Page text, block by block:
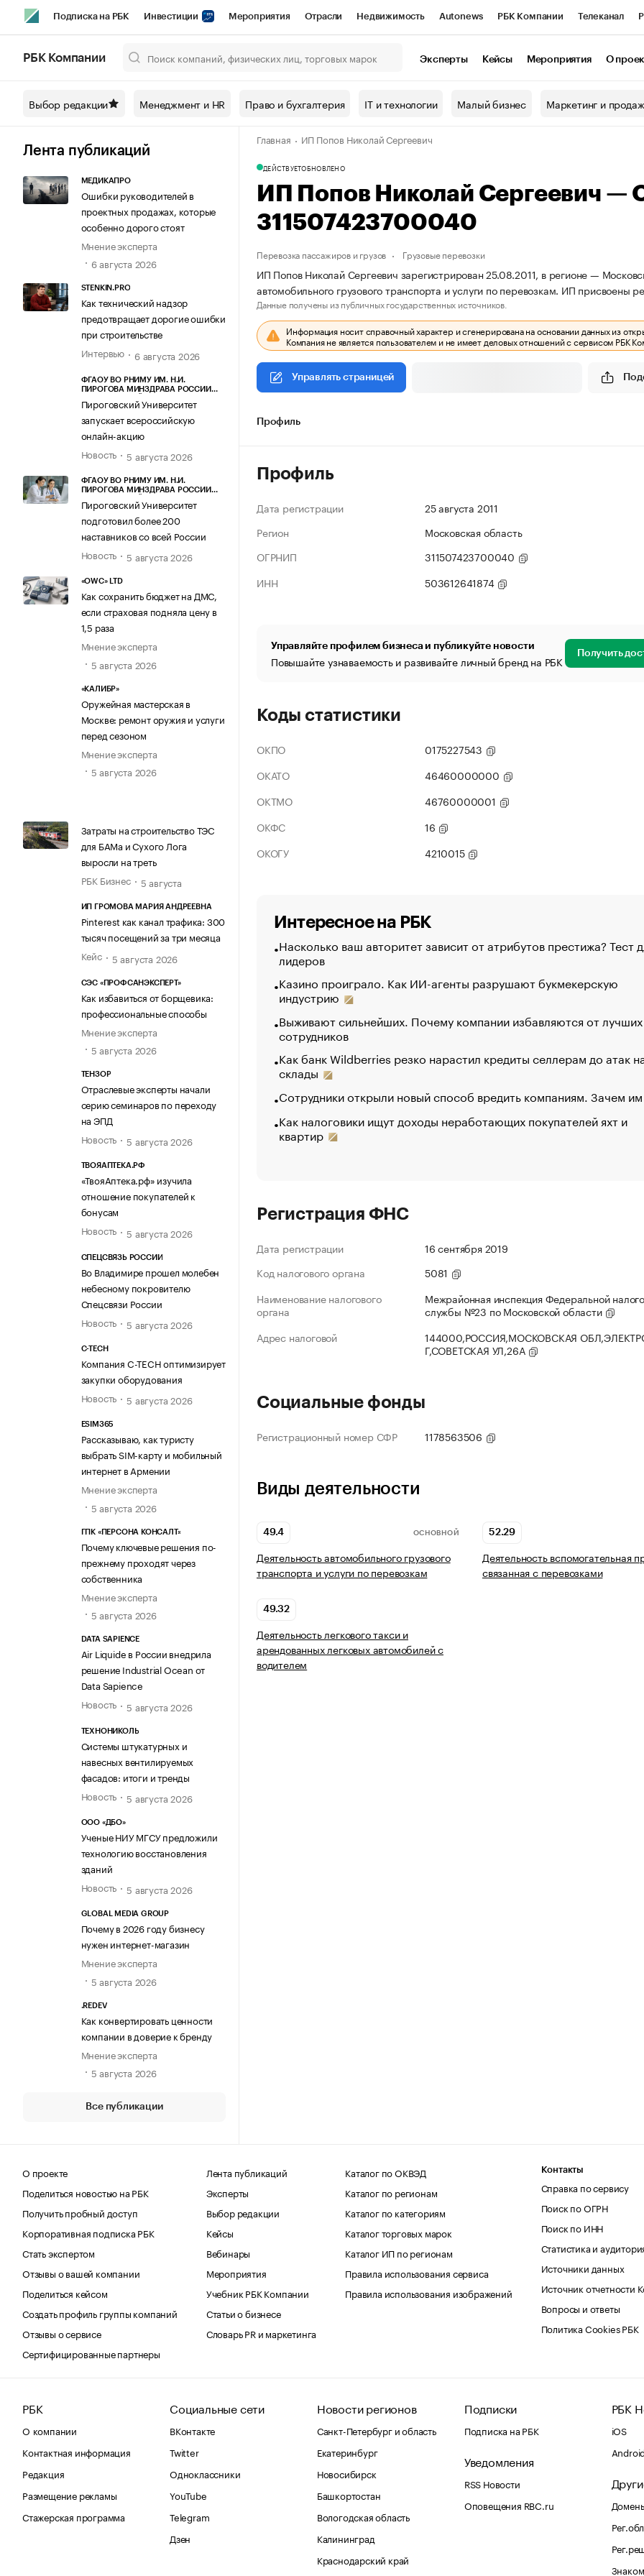
Подписка на РБК Инвестиции Мероприятия Отрасли Недвижимость Autonews РБК Компании Телеканал
Спецпроекты СПб Конференции СПб Спецпроекты Проверка контрагентов
Технологии и медиа Рынок наличной валюты
РБК Компании Эксперты Кейсы Мероприятия О
Выбор редакции Менеджмент и HR Право и бухгалтерия IT и технологии Малый бизнес Маркетинг и
Лента публикаций
МЕДИКАПРО
Ошибки руководителей в
проектных продажах, которые
особенно дорого стоят
Мнение эксперта
6 августа 2026
STENKIN.PRO
Как технический надзор
предотвращает дорогие ошибки
при строительстве
Интервью
6 августа 2026
ФГАОУ ВО РНИМУ ИМ. Н.И.
ПИРОГОВА МИНЗДРАВА РОССИИ
Пироговский Университет
запускает всероссийскую
онлайн-акцию
Новость
5 августа 2026
ФГАОУ ВО РНИМУ ИМ. Н.И.
ПИРОГОВА МИНЗДРАВА РОССИИ
Пироговский Университет
подготовил более 200
наставников со всей России
Новость
5 августа 2026
«OWC» LTD
Как сохранить бюджет на ДМС,
если страховая подняла цену в
1,5 раза
Мнение эксперта
5 августа 2026
«КАЛИБР»
Оружейная мастерская в
Москве: ремонт оружия и услуги
перед сезоном
Мнение эксперта
5 августа 2026
Затраты на строительство ТЭС
для БАМа и Сухого Лога
выросли на треть
РБК Бизнес
5 августа
ИП ГРОМОВА МАРИЯ АНДРЕЕВНА
Pinterest как канал трафика: 300
тысяч посещений за три месяца
Кейс
5 августа 2026
СЭС «ПРОФСАНЭКСПЕРТ»
Как избавиться от борщевика:
профессиональные способы
Мнение эксперта
5 августа 2026
ТЕНЗОР
Отраслевые эксперты начали
серию семинаров по переходу
на ЭПД
Новость
5 августа 2026
ТВОЯАПТЕКА.РФ
«ТвояАптека.рф» изучила
отношение покупателей к
бонусам
Новость
5 августа 2026
СПЕЦСВЯЗЬ РОССИИ
Во Владимире прошел молебен
небесному покровителю
Спецсвязи России
Новость
5 августа 2026
C-TECH
Компания C-TECH оптимизирует
закупки оборудования
Новость
5 августа 2026
ESIM365
Рассказываю, как туристу
выбрать SIM-карту и мобильный
интернет в Армении
Мнение эксперта
5 августа 2026
ГПК «ПЕРСОНА КОНСАЛТ»
Почему ключевые решения по-
прежнему проходят через
собственника
Мнение эксперта
5 августа 2026
DATA SAPIENCE
Air Liquide в России внедрила
решение Industrial Ocean от
Data Sapience
Новость
5 августа 2026
ТЕХНОНИКОЛЬ
Системы штукатурных и
навесных вентилируемых
фасадов: итоги и тренды
Новость
5 августа 2026
ООО «ДБО»
Ученые НИУ МГСУ предложили
технологию восстановления
зданий
Новость
5 августа 2026
GLOBAL MEDIA GROUP
Почему в 2026 году бизнесу
нужен интернет-магазин
Мнение эксперта
5 августа 2026
.REDEV
Как конвертировать ценности
компании в доверие к бренду
Мнение эксперта
5 августа 2026
Все публикации
Главная ИП Попов Николай Сергеевич
ДЕЙСТВУЕТОБНОВЛЕНО
ИП Попов Николай Сергеевич
311507423700040
Перевозка пассажиров и грузов Грузовые перевозки
ИП Попов Николай Сергеевич зарегистрирован 25.08.2011, в регионе —
автомобильного грузового транспорта и услуги по перевозкам. ИП
Данные получены из публичных государственных источников.
Информация носит справочный характер и сгенерирована на основании данных из
Компания не является пользователем и не имеет деловых отношений с сервисом РБК
Управлять страницей
Профиль
Профиль
Дата регистрации
25 августа 2011
Регион
Московская область
ОГРНИП
311507423700040
ИНН
503612641874
Управляйте профилем бизнеса и публикуйте новости
Повышайте узнаваемость и развивайте личный бренд на РБК Получить
Коды статистики
ОКПО
0175227543
ОКАТО
46460000000
ОКТМО
46760000001
ОКФС
16
ОКОГУ
4210015
Интересное на РБК
Насколько ваш авторитет зависит от атрибутов престижа? Тест
лидеров
Казино проиграло. Как ИИ-агенты разрушают букмекерскую
индустрию
Выживают сильнейших. Почему компании избавляются от лучших
сотрудников
Как банк Wildberries резко нарастил кредиты селлерам до атак
склады
Сотрудники открыли новый способ вредить компаниям. Зачем
Как налоговики ищут доходы неработающих покупателей яхт и
квартир
Регистрация ФНС
Дата регистрации
16 сентября 2019
Код налогового органа
5081
Наименование налогового
органа
Межрайонная инспекция Федеральной
службы №23 по Московской области
Адрес налоговой
144000,РОССИЯ,МОСКОВСКАЯ
Г,СОВЕТСКАЯ УЛ,26А
Социальные фонды
Регистрационный номер СФР 1178563506
Виды деятельности
49.4 ОСНОВНОЙ
Деятельность автомобильного грузового
транспорта и услуги по перевозкам
52.29
Деятельность вспомогательная
связанная с перевозками
49.32
Деятельность легкового такси и
арендованных легковых автомобилей с
водителем
О проекте
Поделиться новостью на РБК
Получить пробный доступ
Корпоративная подписка РБК
Стать экспертом
Отзывы о вашей компании
Поделиться кейсом
Создать профиль группы компаний
Отзывы о сервисе
Сертифицированные партнеры
Лента публикаций
Эксперты
Выбор редакции
Кейсы
Вебинары
Мероприятия
Учебник РБК Компании
Статьи о бизнесе
Словарь PR и маркетинга
Каталог по ОКВЭД
Каталог по регионам
Каталог по категориям
Каталог торговых марок
Каталог ИП по регионам
Правила использования сервиса
Правила использования изображений
Контакты
Справка по сервису
Поиск по ОГРН
Поиск по ИНН
Статистика и
Источники данных
Источник отчетности
Вопросы и ответы
Политика Cookies РБК
РБК
О компании
Контактная информация
Редакция
Размещение рекламы
Стажерская программа
Социальные сети
ВКонтакте
Twitter
Одноклассники
YouTube
Telegram
Дзен
Новости регионов
Санкт-Петербург и область
Екатеринбург
Новосибирск
Башкортостан
Вологодская область
Калининград
Краснодарский край
Подписки
Подписка на РБК
Уведомления
RSS Новости
Оповещения RBC.ru
РБК
iOS